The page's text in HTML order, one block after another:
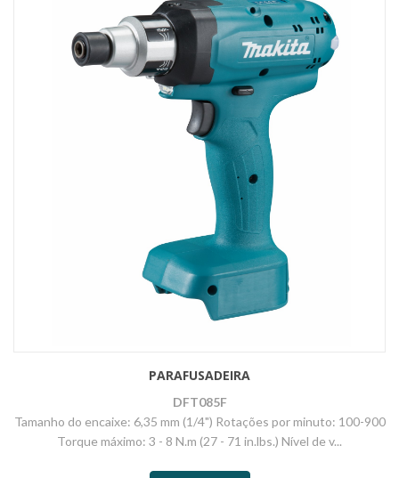
PARAFUSADEIRA
DFT085F
Tamanho do encaixe: 6,35 mm (1/4") Rotações por minuto: 100-900
Torque máximo: 3 - 8 N.m (27 - 71 in.lbs.) Nível de v...